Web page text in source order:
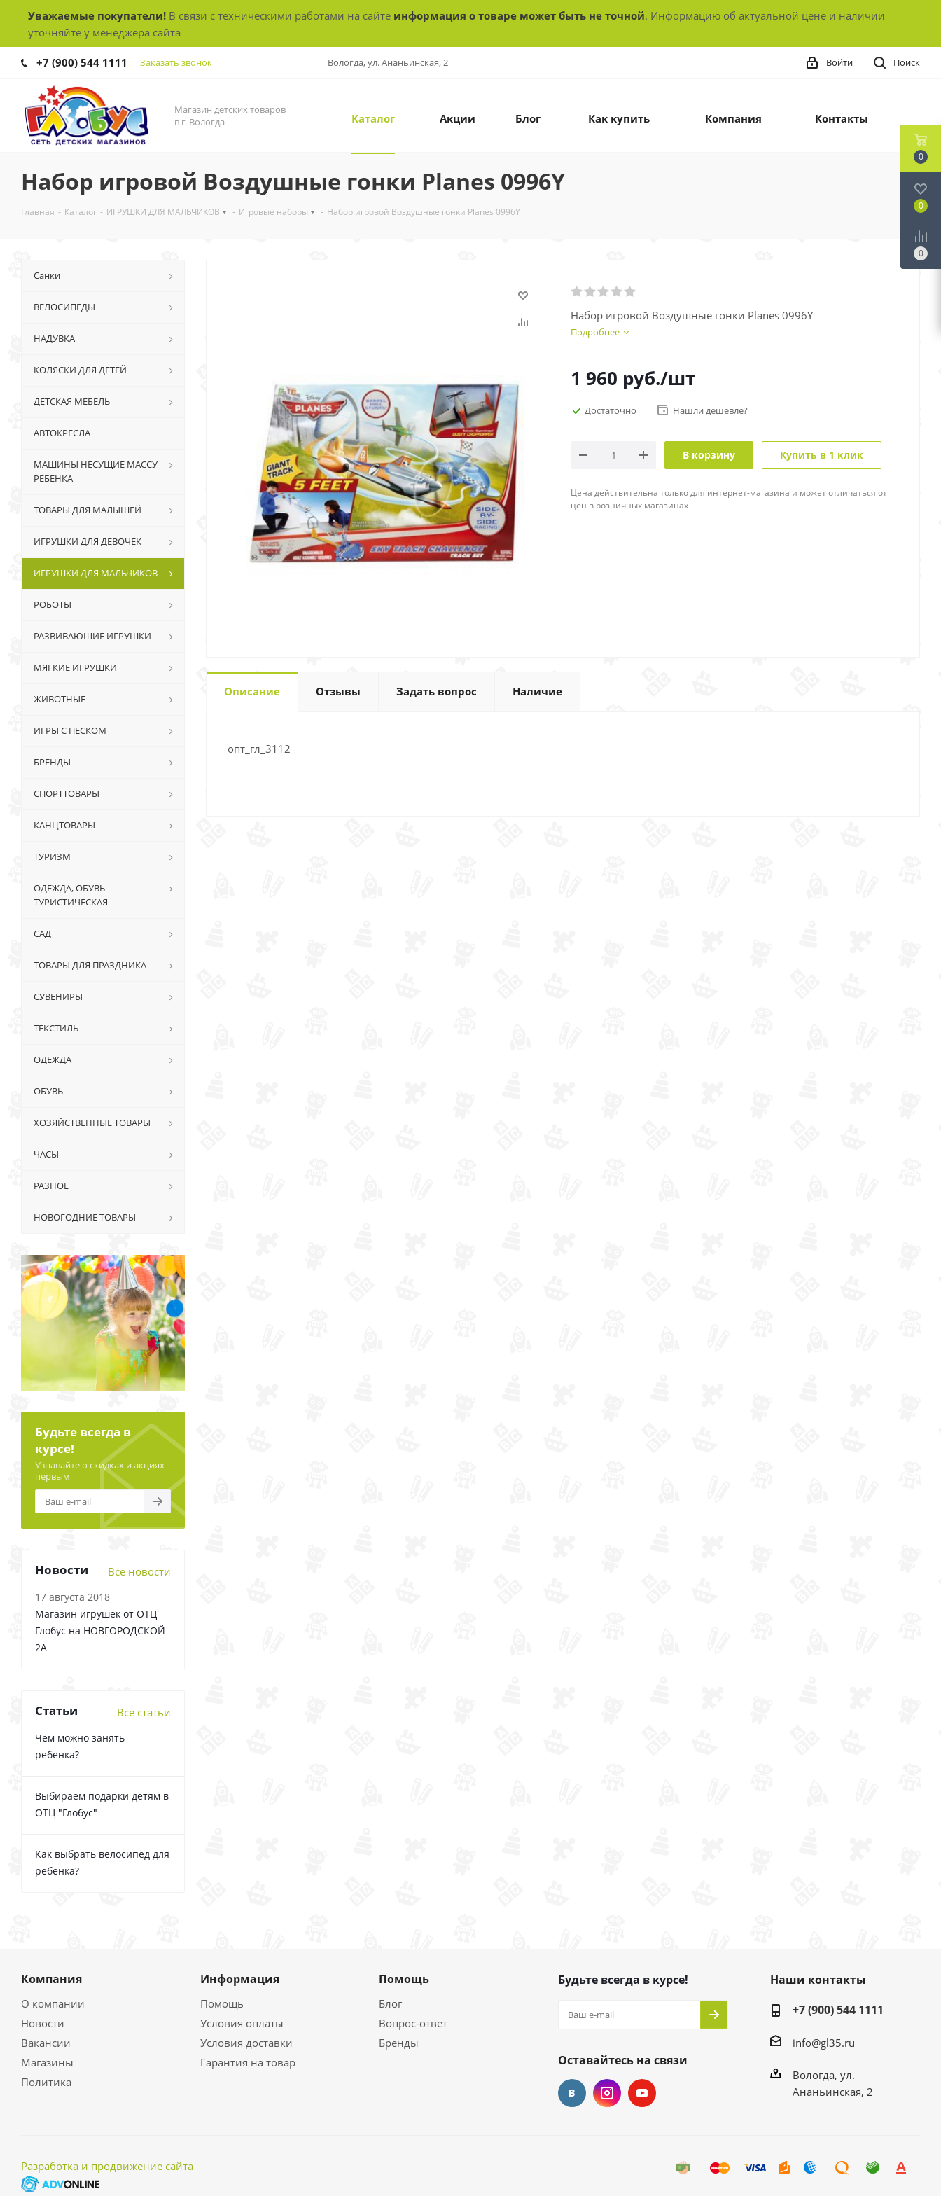
Уважаемые покупатели! В связи с техническими работами на сайте информация о товаре может быть не точной. Информацию об актуальной цене и наличии
уточняйте у менеджера сайта
+7 (900) 544 1111 Заказать звонок Вологда, ул. Ананьинская, 2 Поиск
Войти
Магазин детских товаров
в г. Вологда
Каталог Акции Блог Как купить Компания Контакты
Набор игровой Воздушные гонки Planes 0996Y
Главная - Каталог - ИГРУШКИ ДЛЯ МАЛЬЧИКОВ - Игровые наборы - Набор игровой Воздушные гонки Planes 0996Y
Набор игровой Воздушные гонки Planes 0996Y
Подробнее
1 960 руб./шт
Достаточно Нашли дешевле?
В корзину Купить в 1 клик
Цена действительна только для интернет-магазина и может отличаться от
цен в розничных магазинах
Описание Отзывы Задать вопрос Наличие
опт_гл_3112
Санки
ВЕЛОСИПЕДЫ
НАДУВКА
КОЛЯСКИ ДЛЯ ДЕТЕЙ
ДЕТСКАЯ МЕБЕЛЬ
АВТОКРЕСЛА
МАШИНЫ НЕСУЩИЕ МАССУ
РЕБЕНКА
ТОВАРЫ ДЛЯ МАЛЫШЕЙ
ИГРУШКИ ДЛЯ ДЕВОЧЕК
ИГРУШКИ ДЛЯ МАЛЬЧИКОВ
РОБОТЫ
РАЗВИВАЮЩИЕ ИГРУШКИ
МЯГКИЕ ИГРУШКИ
ЖИВОТНЫЕ
ИГРЫ С ПЕСКОМ
БРЕНДЫ
СПОРТТОВАРЫ
КАНЦТОВАРЫ
ТУРИЗМ
ОДЕЖДА, ОБУВЬ
ТУРИСТИЧЕСКАЯ
САД
ТОВАРЫ ДЛЯ ПРАЗДНИКА
СУВЕНИРЫ
ТЕКСТИЛЬ
ОДЕЖДА
ОБУВЬ
ХОЗЯЙСТВЕННЫЕ ТОВАРЫ
ЧАСЫ
РАЗНОЕ
НОВОГОДНИЕ ТОВАРЫ
Будьте всегда в
курсе!
Узнавайте о скидках и акциях
первым
Новости Все новости
17 августа 2018
Магазин игрушек от ОТЦ
Глобус на НОВГОРОДСКОЙ
2А
Статьи Все статьи
Чем можно занять
ребенка?
Выбираем подарки детям в
ОТЦ "Глобус"
Как выбрать велосипед для
ребенка?
Компания
О компании
Новости
Вакансии
Магазины
Политика
Информация
Помощь
Условия оплаты
Условия доставки
Гарантия на товар
Помощь
Блог
Вопрос-ответ
Бренды
Будьте всегда в курсе!
Оставайтесь на связи
Наши контакты
+7 (900) 544 1111
info@gl35.ru
Вологда, ул.
Ананьинская, 2
Разработка и продвижение сайта
0
0
0